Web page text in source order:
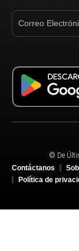
© De
Contáctanos
Política de